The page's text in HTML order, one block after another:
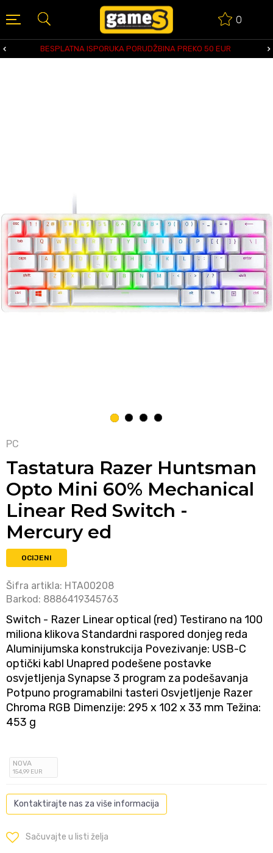
0
BESPLATNA ISPORUKA PORUDŽBINA PREKO 50 EUR
1 2 3 4
PC
Tastatura Razer Huntsman
Opto Mini 60% Mechanical
Linear Red Switch -
Mercury ed
OCIJENI
Šifra artikla: HTA00208
Barkod: 8886419345763
Switch - Razer Linear optical (red) Testirano na 100
miliona klikova Standardni raspored donjeg reda
Aluminijumska konstrukcija Povezivanje: USB-C
optički kabl Unapred podešene postavke
osvjetljenja Synapse 3 program za podešavanja
Potpuno programabilni tasteri Osvjetljenje Razer
Chroma RGB Dimenzije: 295 x 102 x 33 mm Težina:
453 g
NOVA
154,99 EUR
Kontaktirajte nas za više informacija
Sačuvajte u listi želja